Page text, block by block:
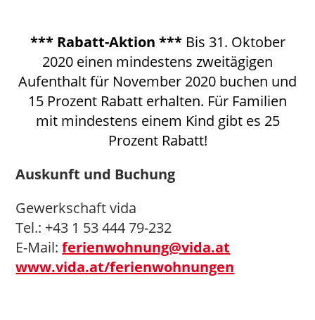
*** Rabatt-Aktion ***Bis 31. Oktober
2020 einen mindestens zweitägigen
Aufenthalt für November 2020 buchen und
15 Prozent Rabatt erhalten. Für Familien
mit mindestens einem Kind gibt es 25
Prozent Rabatt!
Auskunft und Buchung
Gewerkschaft vida
Tel.: +43 1 53 444 79-232
E-Mail:ferienwohnung@vida.at
www.vida.at/ferienwohnungen